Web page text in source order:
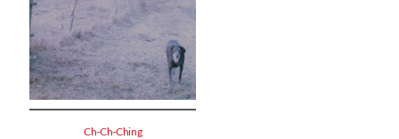
Ch-Ch-Ching